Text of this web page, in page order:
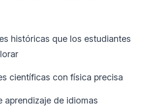
históricas que los estudiantes
científicas con física precisa
aprendizaje de idiomas